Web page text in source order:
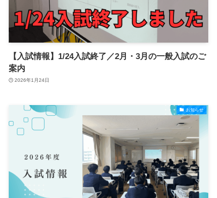
【入試情報】1/24入試終了／2月・3月の一般入試のご
案内
2026年1月24日
お知らせ